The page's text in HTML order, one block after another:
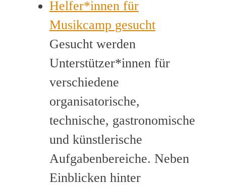
Helfer*innen für
Musikcamp gesucht
Gesucht werden
Unterstützer*innen für
verschiedene
organisatorische,
technische, gastronomische
und künstlerische
Aufgabenbereiche. Neben
Einblicken hinter